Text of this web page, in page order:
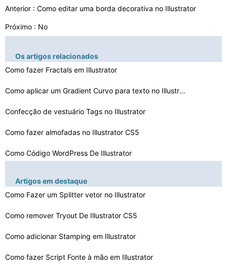
Anterior : Como editar uma borda decorativa no Illustrator
Próximo : No
Os artigos relacionados
Como fazer Fractals em Illustrator
Como aplicar um Gradient Curvo para texto no Illustrato…
Confecção de vestuário Tags no Illustrator
Como fazer almofadas no Illustrator CS5
Como Código WordPress De Illustrator
Como criar quadros de etiquetas com Illustrator
Como remover Tryout De Illustrator CS5
Adobe Illustrator Registry Error
Como fazer um redemoinho ocidental em Illustrator
Artigos em destaque
Como Fazer um Splitter vetor no Illustrator
Como remover Tryout De Illustrator CS5
Como adicionar Stamping em Illustrator
Como fazer Script Fonte à mão em Illustrator